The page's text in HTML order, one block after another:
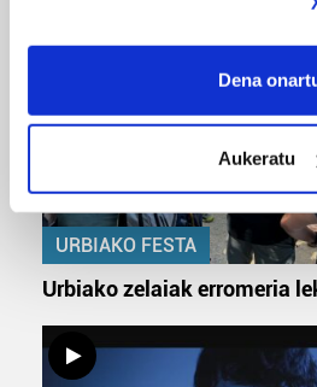
If you allow, we would also like to:
Collect information about
Identify your device by
specific characteristics
Find out more about how your
and set your preferences in the
teknologia erabiliz, cookieak
Dena
Aukeratu
URBIAKO FESTA
Urbiako zelaiak erromeria